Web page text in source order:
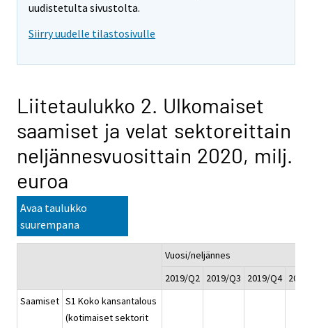
uudistetulta sivustolta.
Siirry uudelle tilastosivulle
Liitetaulukko 2. Ulkomaiset
saamiset ja velat sektoreittain
neljännesvuosittain 2020, milj.
euroa
Avaa taulukko
suurempana
Vuosi/neljännes
2019/Q2 2019/Q3 2019/Q4
Saamiset S1 Koko kansantalous
(kotimaiset sektorit